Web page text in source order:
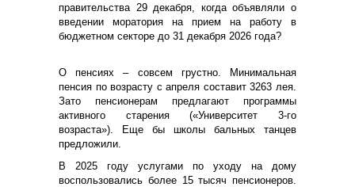
правительства 29 декабря, когда объявляли о
введении моратория на прием на работу в
бюджетном секторе до 31 декабря 2026 года?
О пенсиях – совсем грустно. Минимальная
пенсия по возрасту с апреля составит 3263 лея.
Зато пенсионерам предлагают программы
активного старения («Университет 3-го
возраста»). Еще бы школы бальных танцев
предложили.
В 2025 году услугами по уходу на дому
воспользовались более 15 тысяч пенсионеров.